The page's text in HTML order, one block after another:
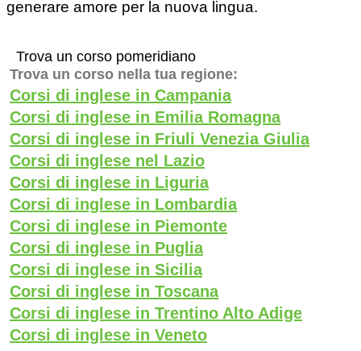
generare amore per la nuova lingua.
Trova un corso pomeridiano
Trova un corso nella tua regione:
Corsi di inglese in Campania
Corsi di inglese in Emilia Romagna
Corsi di inglese in Friuli Venezia Giulia
Corsi di inglese nel Lazio
Corsi di inglese in Liguria
Corsi di inglese in Lombardia
Corsi di inglese in Piemonte
Corsi di inglese in Puglia
Corsi di inglese in Sicilia
Corsi di inglese in Toscana
Corsi di inglese in Trentino Alto Adige
Corsi di inglese in Veneto